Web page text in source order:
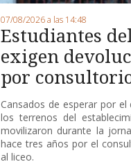
07/08/2026 a las 14:48
Estudiantes
exigen
por
Cansados de esperar por
los terrenos del
movilizaron durante la
hace tres años por el
al liceo.